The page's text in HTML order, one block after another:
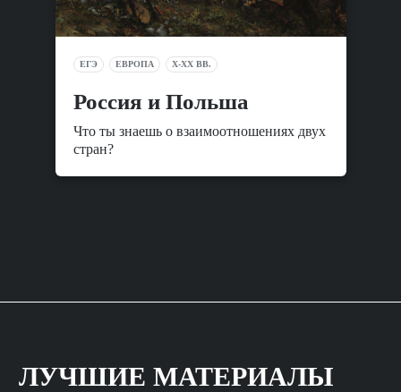
ЕГЭ ЕВРОПА X-XX ВВ.
Россия и Польша
Что ты знаешь о взаимоотношениях двух
стран?
ЛУЧШИЕ МАТЕРИАЛЫ